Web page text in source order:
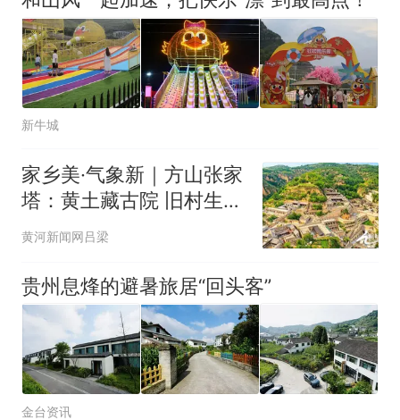
新牛城
家乡美·气象新｜方山张家
塔：黄土藏古院 旧村生新
光
黄河新闻网吕梁
贵州息烽的避暑旅居“回头客”
金台资讯